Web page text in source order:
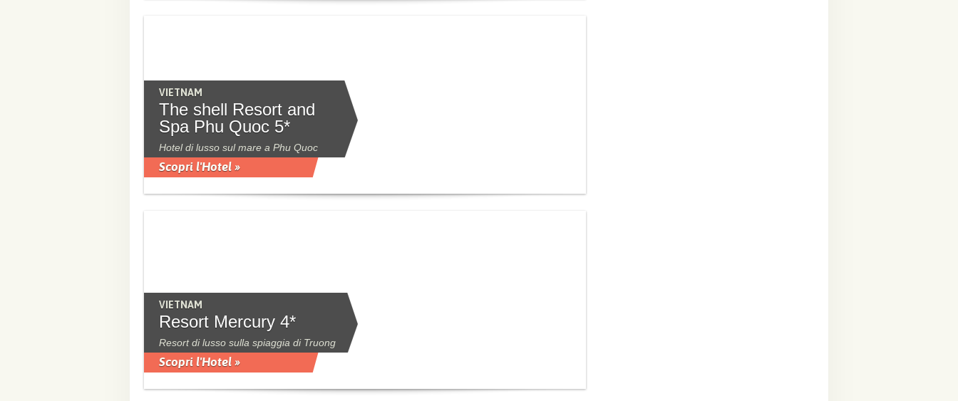
VIETNAM
The shell Resort and
Spa Phu Quoc 5*
Hotel di lusso sul mare a Phu Quoc
Scopri l'Hotel »
VIETNAM
Resort Mercury 4*
Resort di lusso sulla spiaggia di Truong
Scopri l'Hotel »